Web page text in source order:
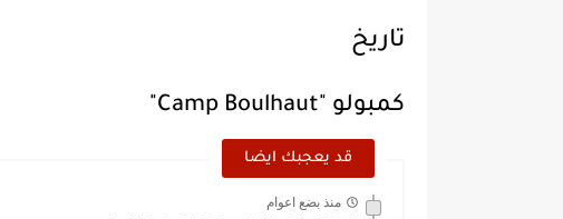
تاريخ
كمبولو "Camp Boulhaut"
قد يعجبك ايضا
منذ بضع اعوام